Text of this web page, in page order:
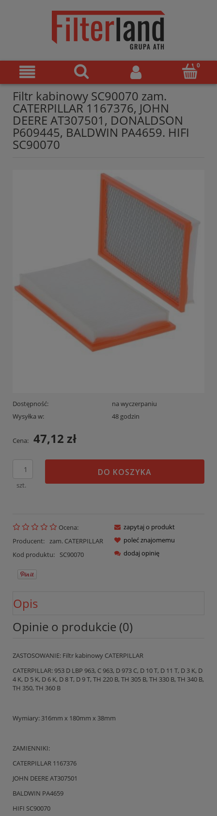
Filtr kabinowy SC90070 zam.
CATERPILLAR 1167376, JOHN
DEERE AT307501, DONALDSON
P609445, BALDWIN PA4659. HIFI
SC90070
Dostępność:
na wyczerpaniu
Wysyłka w:
48 godzin
Cena: 47,12 zł
szt.
DO KOSZYKA
Ocena:
Producent: zam. CATERPILLAR
Kod produktu:
SC90070
zapytaj o produkt
poleć znajomemu
dodaj opinię
Opis
Opinie o produkcie (0)
ZASTOSOWANIE: Filtr kabinowy CATERPILLAR
CATERPILLAR: 953 D LBP 963, C 963, D 973 C, D 10 T, D 11 T, D 3 K, D
4 K, D 5 K, D 6 K, D 8 T, D 9 T, TH 220 B, TH 305 B, TH 330 B, TH 340 B,
TH 350, TH 360 B
Wymiary: 316mm x 180mm x 38mm
ZAMIENNIKI:
CATERPILLAR 1167376
JOHN DEERE AT307501
BALDWIN PA4659
HIFI SC90070